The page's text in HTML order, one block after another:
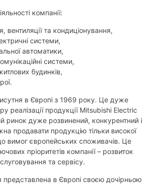
компанії:
вентиляції та кондиціонування,
системи,
автоматики,
системи,
будинків,
в Європі з 1969 року. Це дуже
реалізації продукції Mitsubishi Electric
ринок дуже розвинений, конкурентний і
продавати продукцію тільки високої
вимог європейських споживачів. Це
пріоритетів компанії – розвиток
та сервісу.
представлена ​​в Європі своєю дочірньою